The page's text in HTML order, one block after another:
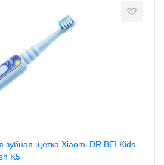
зубная щетка Xiaomi DR.BEI Kids
K5